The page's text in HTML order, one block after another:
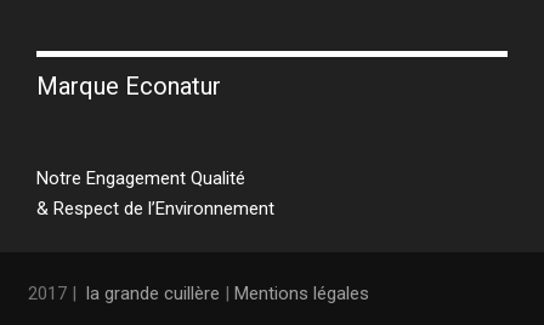
Marque Econatur
Notre Engagement Qualité
& Respect de l’Environnement
2017 | la grande cuillère | Mentions légales